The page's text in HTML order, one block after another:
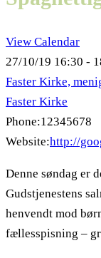
View Calendar
27/10/19 16:30 -
Faster Kirke,
Faster Kirke
Phone:12345678
Website:http://
Denne søndag er
Gudstjenestens
henvendt mod
fællesspisning –